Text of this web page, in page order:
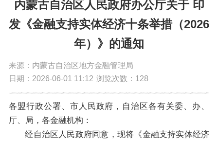
内蒙古自治区人民政府办公厅关于 印
发《金融支持实体经济十条举措（2026
年）》的通知
来源：内蒙古自治区地方金融管理局
日期：2026-06-01 11:12 浏览次数： 128
各盟行政公署、市人民政府，自治区各有关委、办、
厅、局，各金融机构：
经自治区人民政府同意，现将《金融支持实体经济